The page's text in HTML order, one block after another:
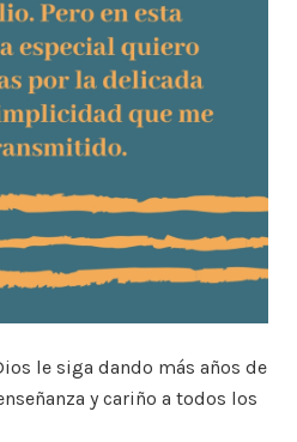
le siga dando más años de
y cariño a todos los